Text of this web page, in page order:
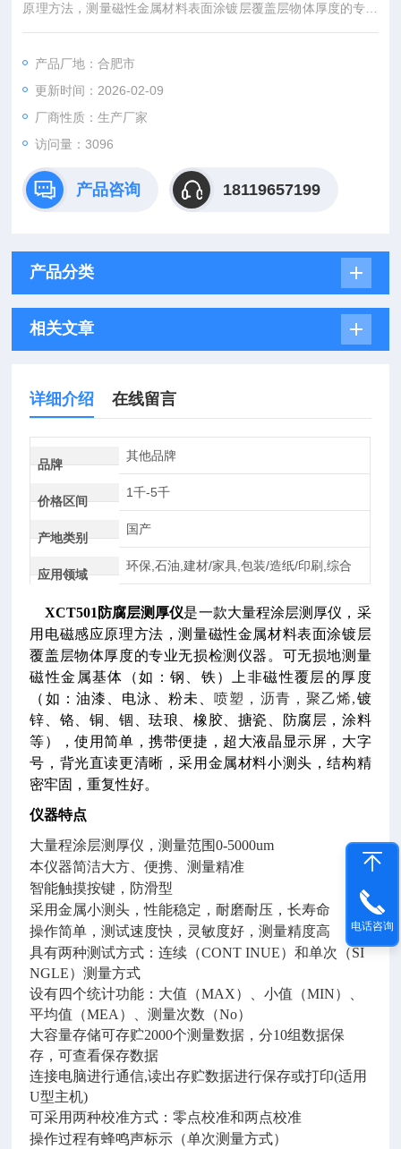
原理方法，测量磁性金属材料表面涂镀层覆盖层物体厚度的专业
无损检测仪器。
产品厂地：合肥市
更新时间：2026-02-09
厂商性质：生产厂家
访问量：3096
产品咨询 18119657199
产品分类
相关文章
详细介绍 在线留言
品牌
其他品牌
价格区间
1千-5千
产地类别
国产
应用领域
环保,石油,建材/家具,包装/造纸/印刷,综合
XCT501 防腐层测厚仪是一款大量程涂层测厚仪，采
用电磁感应原理方法，测量磁性金属材料表面涂镀层
覆盖层物体厚度的专业无损检测仪器。可无损地测量
磁性金属基体（如：钢、铁）上非磁性覆层的厚度
（如：油漆、电泳、粉未、 喷塑，沥青，聚乙烯,镀
锌、铬、铜、锢、珐琅、橡胶、搪瓷、防腐层，涂料
等），使用简单，携带便捷，超大液晶显示屏，大字
号，背光直读更清晰，采用金属材料小测头，结构精
密牢固，重复性好。
仪器特点
大量程涂层测厚仪，测量范围0-5000um
本仪器简洁大方、便携、测量精准
智能触摸按键，防滑型
采用金属小测头，性能稳定，耐磨耐压，长寿命
操作简单，测试速度快，灵敏度好，测量精度高
具有两种测试方式：连续（CONT INUE）和单次（SI
NGLE）测量方式
设有四个统计功能：大值（MAX）、小值（MIN）、
平均值（MEA）、测量次数（No）
大容量存储可存贮2000个测量数据，分10组数据保
存，可查看保存数据
连接电脑进行通信,读出存贮数据进行保存或打印(适用
U型主机)
可采用两种校准方式：零点校准和两点校准
操作过程有蜂鸣声标示（单次测量方式）
电话咨询